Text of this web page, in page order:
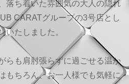
落ち着いた雰囲気の大人の隠れ
CARATグループの3号店とし
いたしました。
らも肩肘張らずに過ごせる温か
もちろん、お一人様でも気軽に